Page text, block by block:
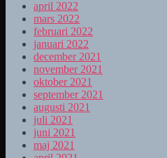
april 2022
mars 2022
februari 2022
januari 2022
december 2021
november 2021
oktober 2021
september 2021
augusti 2021
juli 2021
juni 2021
maj 2021